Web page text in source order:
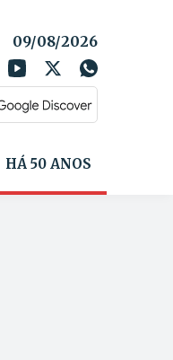
09/08/2026
HÁ 50 ANOS